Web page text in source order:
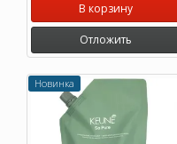
В корзину
Отложить
Новинка